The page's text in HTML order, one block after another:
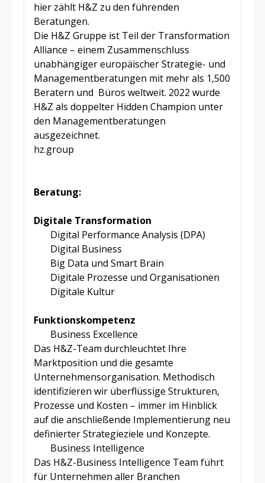
hier zählt H&Z zu den führenden
Beratungen.
Die H&Z Gruppe ist Teil der Transformation
Alliance – einem Zusammenschluss
unabhängiger europäischer Strategie- und
Managementberatungen mit mehr als 1,500
Beratern und Büros weltweit. 2022 wurde
H&Z als doppelter Hidden Champion unter
den Managementberatungen
ausgezeichnet.
hz.group
Beratung:
Digitale Transformation
Digital Performance Analysis (DPA)
Digital Business
Big Data und Smart Brain
Digitale Prozesse und Organisationen
Digitale Kultur
Funktionskompetenz
Business Excellence
Das H&Z-Team durchleuchtet Ihre
Marktposition und die gesamte
Unternehmensorganisation. Methodisch
identifizieren wir überflüssige Strukturen,
Prozesse und Kosten – immer im Hinblick
auf die anschließende Implementierung neu
definierter Strategieziele und Konzepte.
Business Intelligence
Das H&Z-Business Intelligence Team führt
für Unternehmen aller Branchen